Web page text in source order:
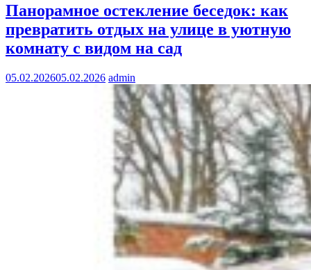
Панорамное остекление беседок: как
превратить отдых на улице в уютную
комнату с видом на сад
05.02.202605.02.2026 admin